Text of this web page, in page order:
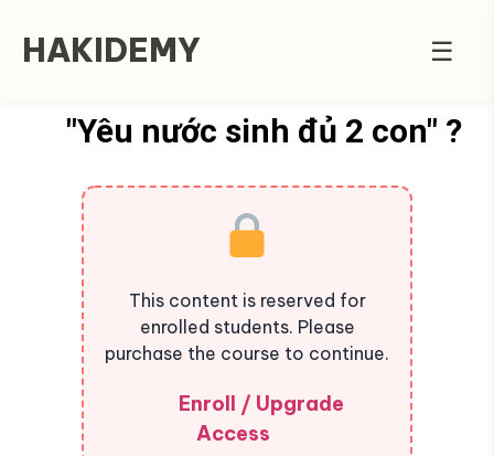
HAKIDEMY ☰
"Yêu nước sinh đủ 2 con" ?
This content is reserved for
enrolled students. Please
purchase the course to continue.
Enroll / Upgrade
Access